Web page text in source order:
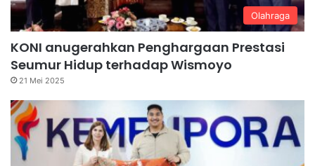
Olahraga
KONI anugerahkan Penghargaan Prestasi
Seumur Hidup terhadap Wismoyo
21 Mei 2025